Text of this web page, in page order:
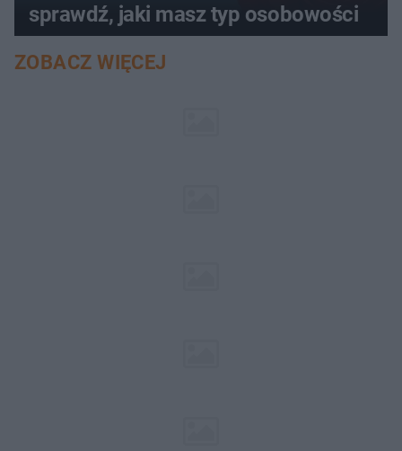
sprawdź, jaki masz typ osobowości
ZOBACZ WIĘCEJ